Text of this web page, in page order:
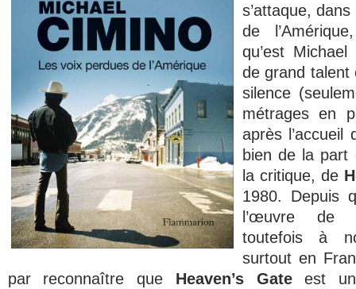
s’attaque,
de
qu’est
de grand talent
silence
métrages en
après l’accueil
bien de la part
la critique, de
1980. Depuis
l’œuvre de
toutefois à
surtout en
par reconnaître que Heaven’s Gate
est